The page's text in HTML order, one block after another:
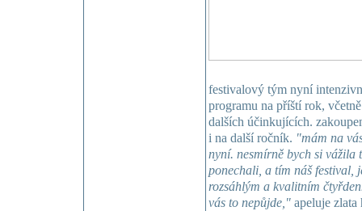
festivalový tým nyní
programu na příští rok,
dalších účinkujících.
i na další ročník. "mám na
nyní. nesmírně bych si vážila
ponechali, a tím náš festival,
rozsáhlým a kvalitním
vás to nepůjde,"apeluje zlata